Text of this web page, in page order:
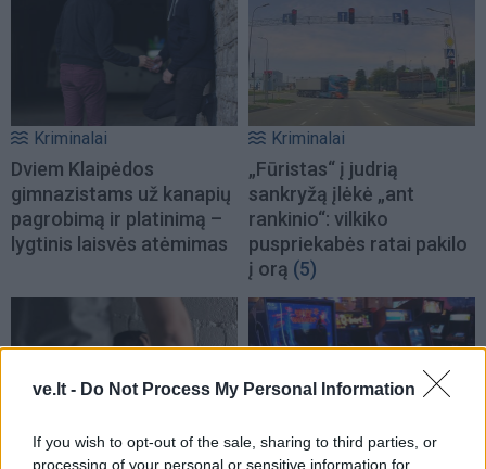
ve.lt - Do Not Process My Personal Information
If you wish to opt-out of the sale, sharing to third parties, or
processing of your personal or sensitive information for
Kriminalai
Dviem Klaipėdos
gimnazistams už kanapių
pagrobimą ir platinimą –
lygtinis laisvės atėmimas
Kriminalai
„Fūristas“ į judrią
sankryžą įlėkė „ant
rankinio“: vilkiko
puspriekabės ratai pakilo
į orą (5)
Kriminalai Kriminalai